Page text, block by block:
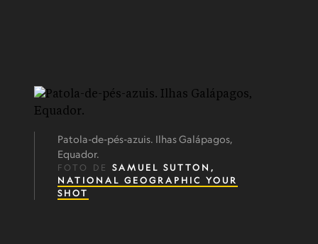
Patola-de-pés-azuis. Ilhas Galápagos,
Equador.
FOTO DE SAMUEL SUTTON,
NATIONAL GEOGRAPHIC YOUR
SHOT